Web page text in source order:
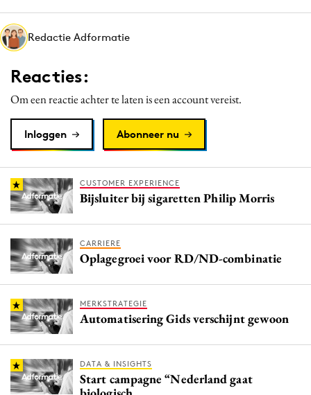
Media
Merkstrategie
PR
Programmatic
Purpose Marketing
Reputatie & crisis
Redactie Adformatie
Reacties:
Om een reactie achter te laten is een account vereist.
Inloggen Abonneer nu
CUSTOMER EXPERIENCE
Bijsluiter bij sigaretten Philip Morris
CARRIERE
Oplagegroei voor RD/ND-combinatie
MERKSTRATEGIE
Automatisering Gids verschijnt gewoon
DATA & INSIGHTS
Start campagne “Nederland gaat